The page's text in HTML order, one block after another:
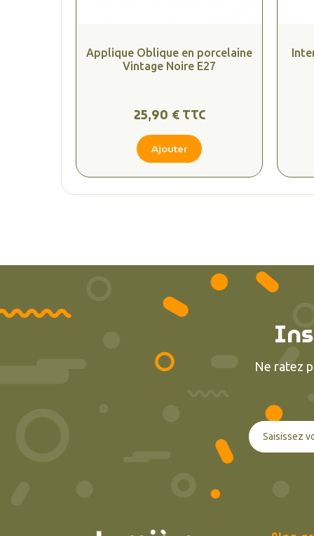
Applique Oblique en porcelaine
Vintage Noire E27
25,90 € TTC
Ajouter
Ne ratez